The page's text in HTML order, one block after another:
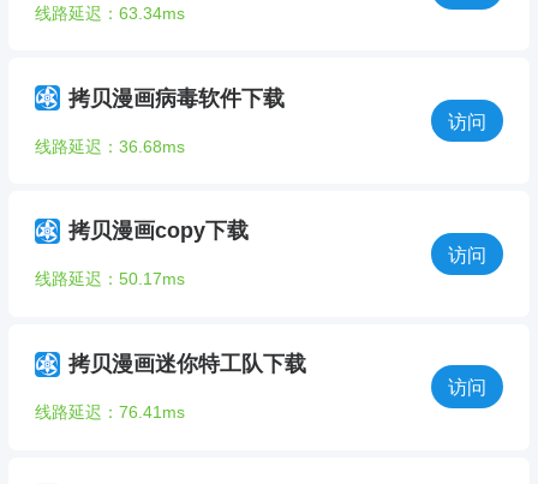
线路延迟：63.34ms
拷贝漫画病毒软件下载
线路延迟：36.68ms
访问
拷贝漫画copy下载
线路延迟：50.17ms
访问
拷贝漫画迷你特工队下载
线路延迟：76.41ms
访问